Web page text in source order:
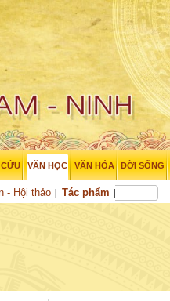
CỨU VĂN HỌC
- Hội thảo Tác phẩm
VĂN HÓA ĐỜI SỐNG